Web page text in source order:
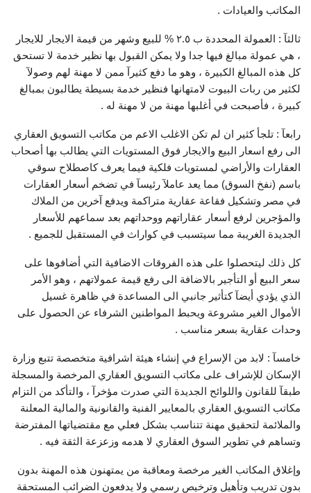
المكاتب والعيادات .
ثالثآ : العمولة المحددة ب ٢.٥ % للبيع وشهر من قيمة الايجار للايجار
، هي عمولة مبالغ فيها جدا ولا يمكن القبول بها نظير خدمة لا تستحق
كل هذه المبالغ الكبيرة ، وهو ما دفع كثيرآ ممن لا مهنة لهم وصولآ
لكثير من ربات البيوت لامتهانها فنظير خدمة بسيطة يطالبون بمبالغ
كبيرة ، فأصبحت في أغلبها مهنة من لا مهنة له .
رابعآ : تلجأ كثير ان لم تكن الاغلب الاعم من مكاتب التسويق العقاري
الى رفع اسعار البيع والايجار فوق المستويات التي يطالب بها أصحاب
العقارات والأراضي لمستويات فلكية فيما يعرف كاصطلاح سوقي
باسم (نفخ السوق) مما يعد عاملآ رئيسآ في تضخم أسعار العقارات
في مصر وتشكيل فقاعة عقارية متراكمة ويدفع آخرين من الملاك
والمؤجرين لرفع أسعار عقاراتهم ووحداتهم بعد سماعهم للأسعار
الجديدة الغريبة مما سيتسبب في كواراث في المستقبل للجميع .
كل ذلك ليتحصلوا على هذه الفروقات الاضافية التي أضافوها على
سعر البيع أو التأجير بالاضافة الى رفع قيمة عمولاتهم ، وهو الأمر
الذي يؤدي أيضآ كتأثير جانبي الى المساعدة في ظاهرة غسيل
الأموال الغير مشروعة ويحبط المواطنين الشرفاء عن الحصول على
وحدات عقارية بسعر مناسب .
خامسآ : لابد من الإسراع في إنشاء هيئة اشرافية متخصصة تتبع وزارة
الإسكان للإشراف على مكاتب التسويق العقاري المرخصة والمسجلة
طبقآ للقانون واللوائح الجديدة التي صدرت مؤخرآ ، والتأكد من التزام
مكاتب التسويق العقاري بالمعايير الفنية والقانونية والمالية المعلنة
والملائمة لتحقيق مهنة تتناسب بشكل فعلي مع مقتضياتها المفترضة
وتساهم في تطوير السوق العقاري لا هدمه وزعزعة الثقة فيه .
وإغلاق المكاتب الغير مرخصة ومعاقبة من يمتهنون هذه المهنة بدون
بدون تدريب وتأهيل وترخيص رسمي ولا يدفعون الضرائب المستحقة